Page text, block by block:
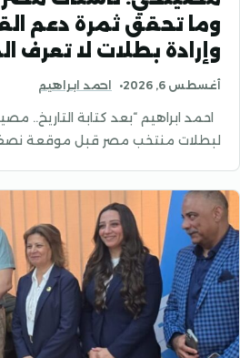
وما تحقق ثمرة دعم
وإرادة بطلات لا تعرف
أغسطس 6, 2026 احمد ابراهيم
احمد ابراهيم “بعد كتابة التاريخ..
لبطلات منتخب مصر قبل موقعة نصف